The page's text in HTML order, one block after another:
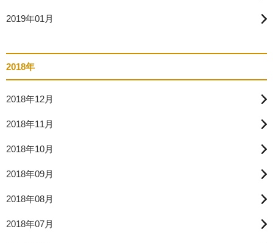
2019年01月
2018年
2018年12月
2018年11月
2018年10月
2018年09月
2018年08月
2018年07月